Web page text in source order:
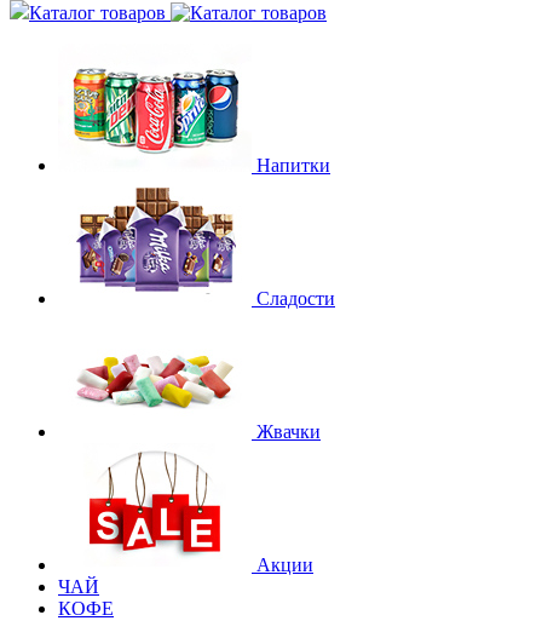
Каталог товаров
Напитки
Сладости
Жвачки
Акции
ЧАЙ
КОФЕ